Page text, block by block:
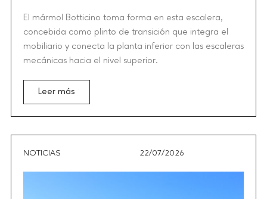
El mármol Botticino toma forma en esta escalera,
concebida como plinto de transición que integra el
mobiliario y conecta la planta inferior con las escaleras
mecánicas hacia el nivel superior.
Leer más
NOTICIAS 22/07/2026